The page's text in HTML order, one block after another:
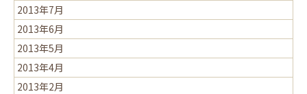
2013年7月
2013年6月
2013年5月
2013年4月
2013年2月